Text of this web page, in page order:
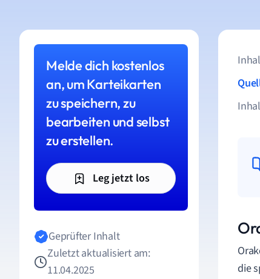
Melde dich kostenlos
an, um Karteikarten
zu speichern, zu
bearbeiten und selbst
zu erstellen.
Leg jetzt los
Geprüfter Inhalt
Zuletzt aktualisiert am:
11.04.2025
die